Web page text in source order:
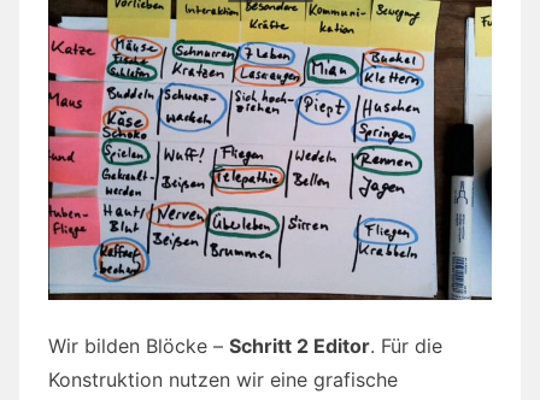
Wir bilden Blöcke – Schritt 2 Editor. Für die
Konstruktion nutzen wir eine grafische